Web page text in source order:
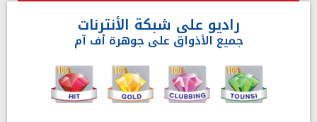
راديو على شبكة الأنترنات
جميع الأذواق على جوهرة أف آم